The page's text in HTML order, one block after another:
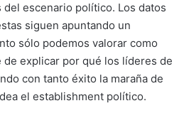
escenario político. Los datos
siguen apuntando un
sólo podemos valorar como
de explicar por qué los líderes de
con tanto éxito la maraña de
el establishment político.